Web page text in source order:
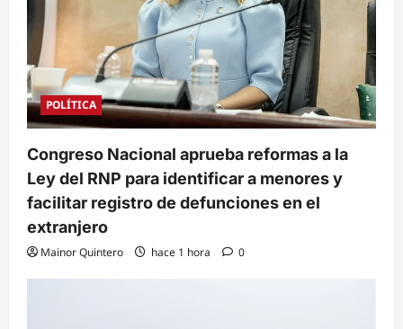
POLÍTICA
Congreso Nacional aprueba reformas a la
Ley del RNP para identificar a menores y
facilitar registro de defunciones en el
extranjero
Mainor Quintero hace 1 hora 0